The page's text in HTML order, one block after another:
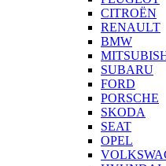
CITROËN
RENAULT
BMW
SUBARU
FORD
PORSCHE
SKODA
SEAT
OPEL